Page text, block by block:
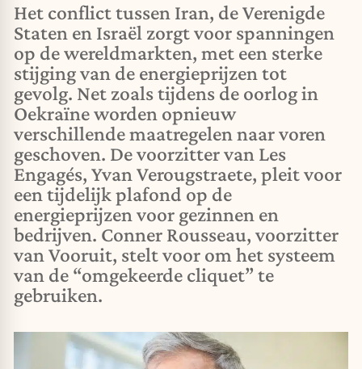
Het conflict tussen Iran, de Verenigde
Staten en Israël zorgt voor spanningen
op de wereldmarkten, met een sterke
stijging van de energieprijzen tot
gevolg. Net zoals tijdens de oorlog in
Oekraïne worden opnieuw
verschillende maatregelen naar voren
geschoven. De voorzitter van Les
Engagés, Yvan Verougstraete, pleit voor
een tijdelijk plafond op de
energieprijzen voor gezinnen en
bedrijven. Conner Rousseau, voorzitter
van Vooruit, stelt voor om het systeem
van de “omgekeerde cliquet” te
gebruiken.